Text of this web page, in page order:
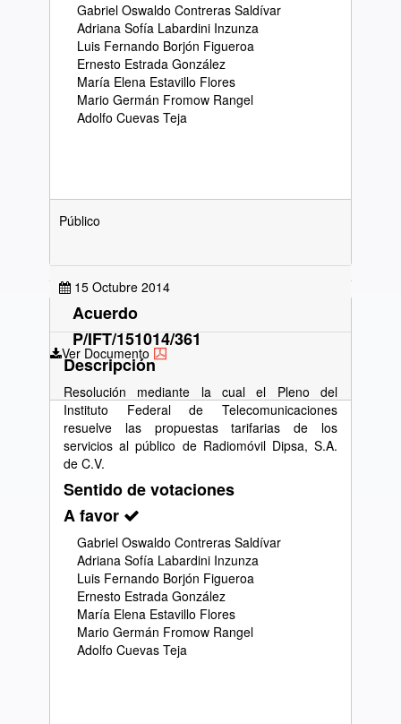
Gabriel Oswaldo Contreras Saldívar
Adriana Sofía Labardini Inzunza
Luis Fernando Borjón Figueroa
Ernesto Estrada González
María Elena Estavillo Flores
Mario Germán Fromow Rangel
Adolfo Cuevas Teja
Público
15 Octubre 2014
Ver Documento
Acuerdo
P/IFT/151014/361
Descripción
Resolución mediante la cual el Pleno del
Instituto Federal de Telecomunicaciones
resuelve las propuestas tarifarias de los
servicios al público de Radiomóvil Dipsa, S.A.
de C.V.
Sentido de votaciones
A favor
Gabriel Oswaldo Contreras Saldívar
Adriana Sofía Labardini Inzunza
Luis Fernando Borjón Figueroa
Ernesto Estrada González
María Elena Estavillo Flores
Mario Germán Fromow Rangel
Adolfo Cuevas Teja